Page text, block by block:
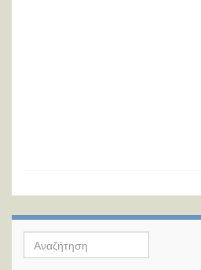
Search for: